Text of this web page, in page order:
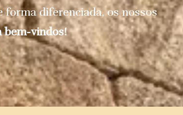
forma diferenciada, os nossos
bem-vindos!